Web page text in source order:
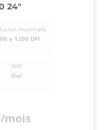
24"
maximale
x 1200 DPI
Wifi
Oui
/mois